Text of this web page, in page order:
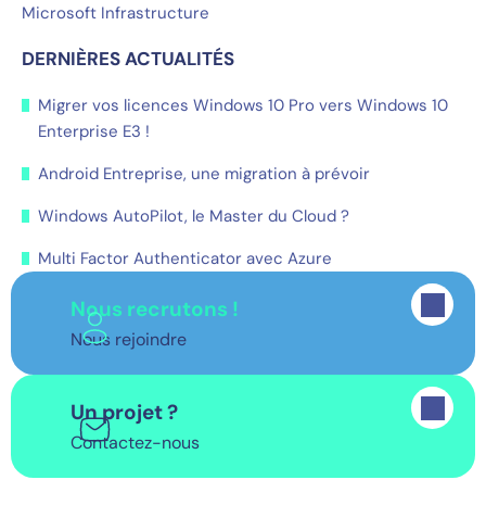
Microsoft Infrastructure
DERNIÈRES ACTUALITÉS
Migrer vos licences Windows 10 Pro vers Windows 10
Enterprise E3 !
Android Entreprise, une migration à prévoir
Windows AutoPilot, le Master du Cloud ?
Multi Factor Authenticator avec Azure
Nous recrutons !
Nous rejoindre
Un projet ?
Contactez-nous